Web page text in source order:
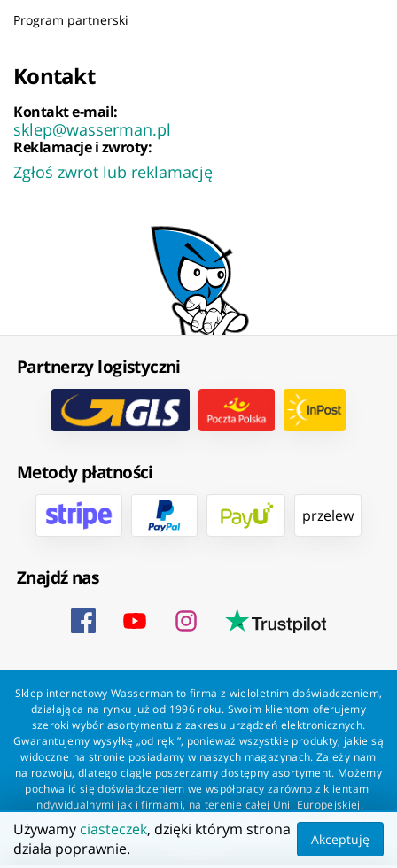
Program partnerski
Kontakt
Kontakt e-mail:
sklep@wasserman.pl
Reklamacje i zwroty:
Zgłoś zwrot lub reklamację
Partnerzy logistyczni
Metody płatności
przelew
Znajdź nas
Sklep internetowy Wasserman to firma z wieloletnim doświadczeniem,
działająca na rynku już od 1996 roku. Swoim klientom oferujemy
szeroki wybór asortymentu z zakresu urządzeń elektronicznych.
Gwarantujemy wysyłkę „od ręki”, ponieważ wszystkie produkty, jakie są
widoczne na stronie posiadamy w naszych magazynach. Zależy nam
na rozwoju, dlatego ciągle poszerzamy dostępny asortyment. Możemy
pochwalić się doświadczeniem we współpracy zarówno z klientami
indywidualnymi jak i firmami, na terenie całej Unii Europejskiej.
Zapewniamy profesjonalną obsługę każdego klienta oraz szybką i
bezproblemową realizację zamówień. Wasserman - wszystko dla
Używamy ciasteczek, dzięki którym strona
działa poprawnie.
Akceptuję